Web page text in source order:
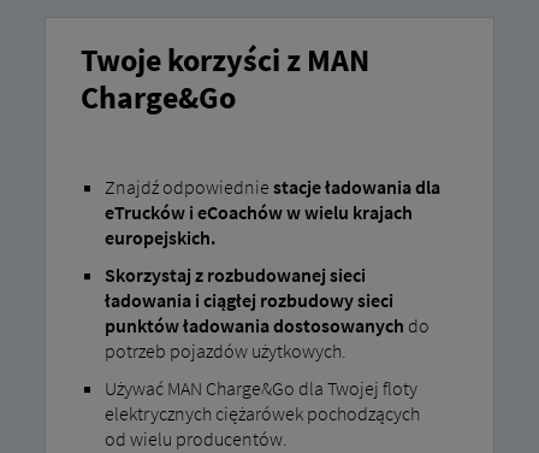
Twoje korzyści z MAN
Charge&Go
Znajdź odpowiednie stacje ładowania dla
eTrucków i eCoachów w wielu krajach
europejskich.
Skorzystaj z rozbudowanej sieci
ładowania i ciągłej rozbudowy sieci
punktów ładowania dostosowanych do
potrzeb pojazdów użytkowych.
Używać MAN Charge&Go dla Twojej floty
elektrycznych ciężarówek pochodzących
od wielu producentów.